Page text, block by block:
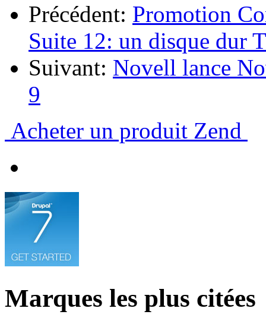
Précédent: Promotion
Suite 12: un disque dur
Suivant: Novell lance
9
Acheter un produit Zend
Marques les plus citées